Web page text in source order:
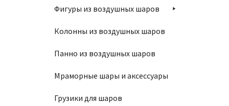
Фигуры из воздушных шаров
Колонны из воздушных шаров
Панно из воздушных шаров
Мраморные шары и аксессуары
Грузики для шаров